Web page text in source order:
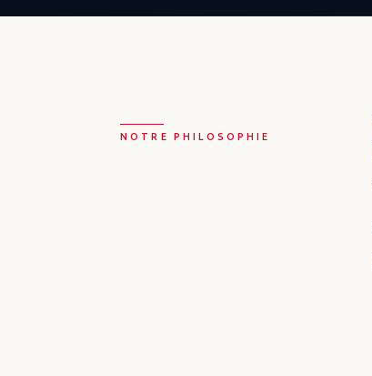
NOTRE PHILOSOPHIE